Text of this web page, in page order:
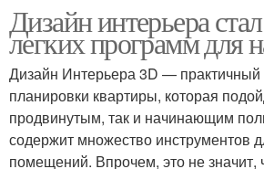
Дизайн интерьера
легких программ для
Дизайн Интерьера 3D — практичный
планировки квартиры, которая
продвинутым, так и начинающим
содержит множество инструментов
помещений. Впрочем, это не значит,